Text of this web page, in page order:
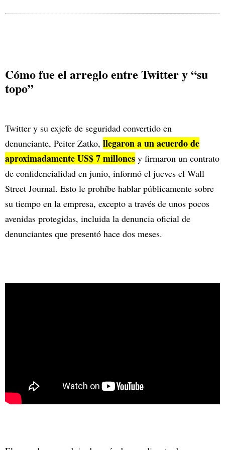
Cómo fue el arreglo entre Twitter y “su
topo”
Twitter y su exjefe de seguridad convertido en
denunciante, Peiter Zatko, llegaron a un acuerdo de
aproximadamente US$ 7 millones y firmaron un contrato
de confidencialidad en junio, informó el jueves el Wall
Street Journal. Esto le prohíbe hablar públicamente sobre
su tiempo en la empresa, excepto a través de unos pocos
avenidas protegidas, incluida la denuncia oficial de
denunciantes que presentó hace dos meses.